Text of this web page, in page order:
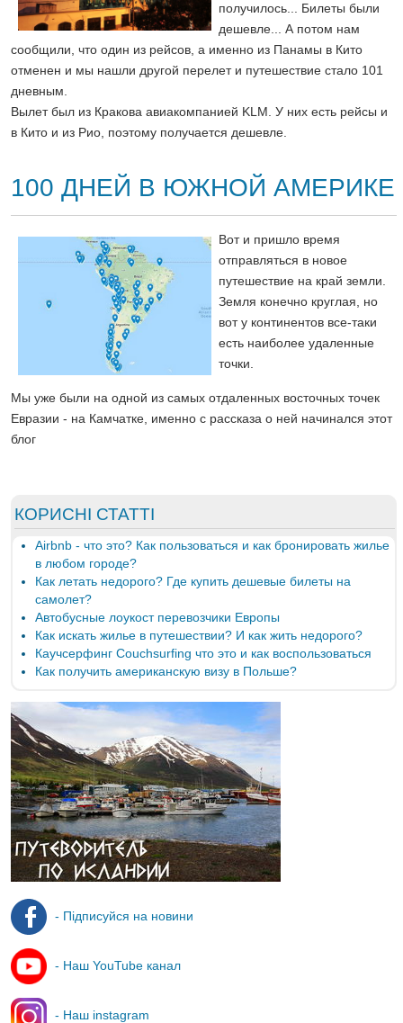
получилось... Билеты были
дешевле... А потом нам
сообщили, что один из рейсов, а именно из Панамы в Кито
отменен и мы нашли другой перелет и путешествие стало 101
дневным.
Вылет был из Кракова авиакомпанией KLM. У них есть рейсы и
в Кито и из Рио, поэтому получается дешевле.
100 ДНЕЙ В ЮЖНОЙ АМЕРИКЕ
Вот и пришло время
отправляться в новое
путешествие на край земли.
Земля конечно круглая, но
вот у континентов все-таки
есть наиболее удаленные
точки.
Мы уже были на одной из самых отдаленных восточных точек
Евразии - на Камчатке, именно с рассказа о ней начинался этот
блог
КОРИСНІ СТАТТІ
Airbnb - что это? Как пользоваться и как бронировать жилье
в любом городе?
Как летать недорого? Где купить дешевые билеты на
самолет?
Автобусные лоукост перевозчики Европы
Как искать жилье в путешествии? И как жить недорого?
Каучсерфинг Couchsurfing что это и как воспользоваться
Как получить американскую визу в Польше?
- Підписуйся на новини
- Наш YouTube канал
- Наш instagram